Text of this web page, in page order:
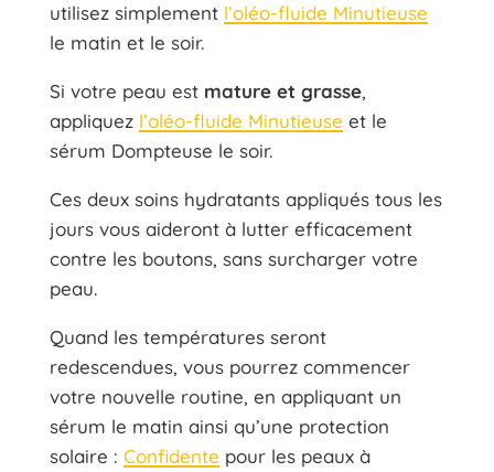
utilisez simplement l’oléo-fluide Minutieuse
le matin et le soir.
Si votre peau est mature et grasse,
appliquez l’oléo-fluide Minutieuse et le
sérum Dompteuse le soir.
Ces deux soins hydratants appliqués tous les
jours vous aideront à lutter efficacement
contre les boutons, sans surcharger votre
peau.
Quand les températures seront
redescendues, vous pourrez commencer
votre nouvelle routine, en appliquant un
sérum le matin ainsi qu’une protection
solaire : Confidente pour les peaux à